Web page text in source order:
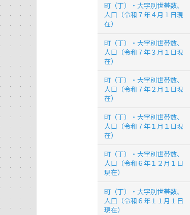
町（丁）・大字別世帯数、
人口（令和７年４月１日現
在）
町（丁）・大字別世帯数、
人口（令和７年３月１日現
在）
町（丁）・大字別世帯数、
人口（令和７年２月１日現
在）
町（丁）・大字別世帯数、
人口（令和７年１月１日現
在）
町（丁）・大字別世帯数、
人口（令和６年１２月１日
現在）
町（丁）・大字別世帯数、
人口（令和６年１１月１日
現在）